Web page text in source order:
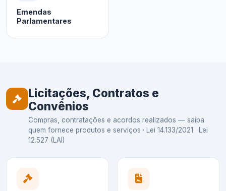
Emendas
Parlamentares
Licitações, Contratos e
Convênios
Compras, contratações e acordos realizados — saiba
quem fornece produtos e serviços · Lei 14.133/2021 · Lei
12.527 (LAI)